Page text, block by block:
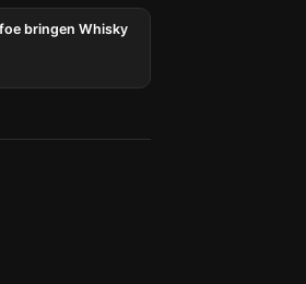
bringen Whisky